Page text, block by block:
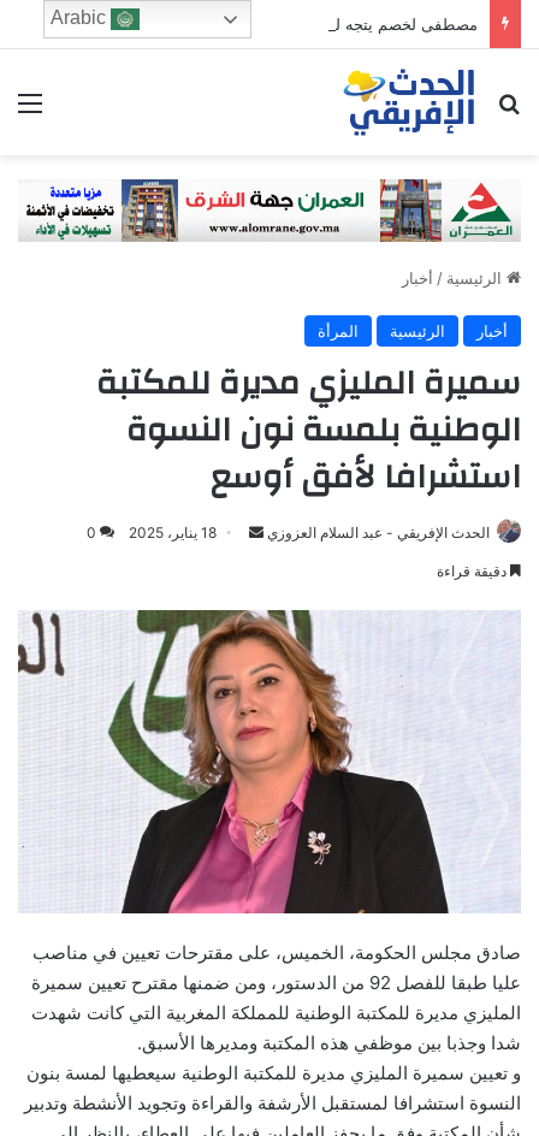
مصطفى لخصم يتجه للترشح في دائرة فاس الجنوبي
ابحث عن
الرئيسية / أخبار
أخبار الرئيسية المرأة
سميرة المليزي مديرة للمكتبة
الوطنية بلمسة نون النسوة
استشرافا لأفق أوسع
الحدث الإفريقي - عبد السلام العزوزي
Send18 يناير، 2025 0
دقيقة قراءة
صادق مجلس الحكومة، الخميس، على مقترحات تعيين في مناصب
عليا طبقا للفصل 92 من الدستور، ومن ضمنها مقترح تعيين سميرة
المليزي مديرة للمكتبة الوطنية للمملكة المغربية التي كانت شهدت
شدا وجذبا بين موظفي هذه المكتبة ومديرها الأسبق.
و تعيين سميرة المليزي مديرة للمكتبة الوطنية سيعطيها لمسة بنون
النسوة استشرافا لمستقبل الأرشفة والقراءة وتجويد الأنشطة وتدبير
Arabic